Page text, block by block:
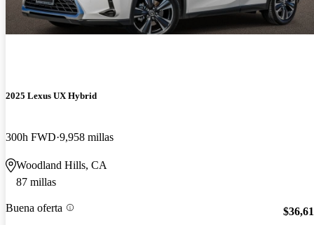
2025 Lexus UX Hybrid
300h FWD 9,958 millas
Woodland Hills, CA
87 millas
Buena oferta